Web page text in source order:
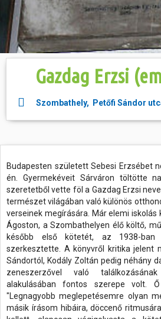
Gazdag Erzsi
Szombathely, Petőfi Sándor
Budapesten született Sebesi Erzsébet
én. Gyermekéveit Sárváron töltötte
szeretetből vette föl a Gazdag Erzsi
természet világában való különös
verseinek megírására. Már elemi iskolás
Ágoston, a Szombathelyen élő költő,
később első kötetét, az 1938-ban
szerkesztette. A könyvről kritika jelent
Sándortól, Kodály Zoltán pedig néhány
zeneszerzővel való
alakulásában fontos szerepe volt.
"Legnagyobb meglepetésemre olyan
másik írásom hibáira, döccenő